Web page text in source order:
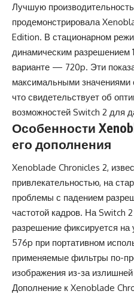
Лучшую
продемонстрировала
Edition. В стационарном
динамическим разрешением
варианте — 720p. Эти
максимальными значениями
что свидетельствует об
возможностей Switch 2 для
Особенности
его дополнения
Xenoblade Chronicles 2,
привлекательностью, на
проблемы с падением
частотой кадров. На Switch
разрешение фиксируется
576p при портативном
применяемые фильтры по-
изображения из-за
Дополнение к Xenoblade